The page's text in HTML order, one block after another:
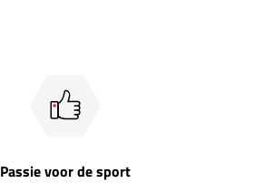
Passie voor de sport